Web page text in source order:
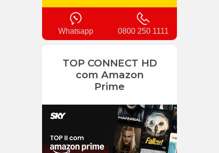
Whatsapp 0800 250 1111
TOP CONNECT HD
com Amazon
Prime